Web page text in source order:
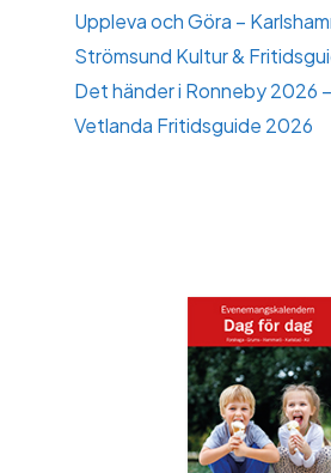
Uppleva och Göra –
Strömsund Kultur &
Det händer i Ronneby 2026
Vetlanda Fritidsguide 2026